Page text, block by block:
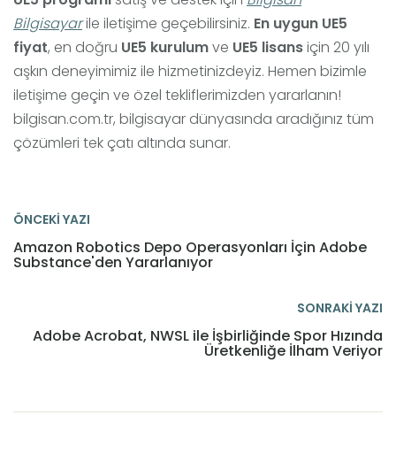
Bilgisayarile iletişime geçebilirsiniz. En uygun UE5
fiyat, en doğru UE5 kurulumve UE5 lisansiçin 20 yılı
aşkın deneyimimiz ile hizmetinizdeyiz. Hemen bizimle
iletişime geçin ve özel tekliflerimizden yararlanın!
bilgisan.com.tr, bilgisayar dünyasında aradığınız tüm
çözümleri tek çatı altında sunar.
ÖNCEKİ YAZI
Amazon Robotics Depo Operasyonları İçin Adobe
Substance'den Yararlanıyor
SONRAKİ YAZI
Adobe Acrobat, NWSL ile İşbirliğinde Spor Hızında
Üretkenliğe İlham Veriyor